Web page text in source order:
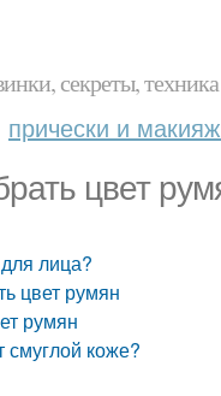
секреты,
прически и
цвет
лица?
цвет румян
румян
смуглой коже?